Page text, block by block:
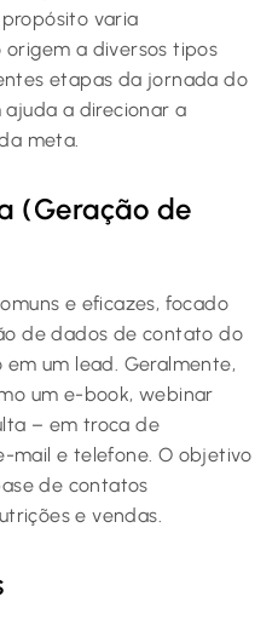
varia
a diversos tipos
etapas da jornada do
a direcionar a
meta.
(Geração de
e eficazes, focado
de dados de contato do
um lead. Geralmente,
um e-book, webinar
– em troca de
mail e telefone. O objetivo
de contatos
e vendas.